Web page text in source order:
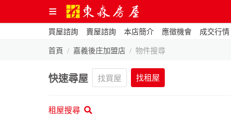
買屋諮詢 賣屋諮詢 本店簡介 應徵機會 成交行情
首頁 嘉義後庄加盟店 物件搜尋
快速尋屋 找買屋 找租屋
租屋搜尋